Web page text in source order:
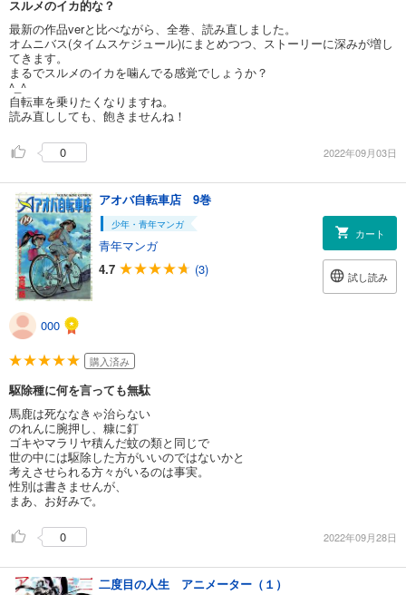
スルメのイカ的な？
最新の作品verと比べながら、全巻、読み直しました。
オムニバス(タイムスケジュール)にまとめつつ、ストーリーに深みが増し
てきます。
まるでスルメのイカを噛んでる感覚でしょうか？
^_^
自転車を乗りたくなりますね。
読み直ししても、飽きませんね！
0 2022年09月03日
アオバ自転車店 9巻
少年・青年マンガ
青年マンガ
4.7
(3)
カート
試し読み
000
購入済み
駆除種に何を言っても無駄
馬鹿は死ななきゃ治らない
のれんに腕押し、糠に釘
ゴキやマラリヤ積んだ蚊の類と同じで
世の中には駆除した方がいいのではないかと
考えさせられる方々がいるのは事実。
性別は書きませんが、
まあ、お好みで。
0 2022年09月28日
二度目の人生 アニメーター（１）